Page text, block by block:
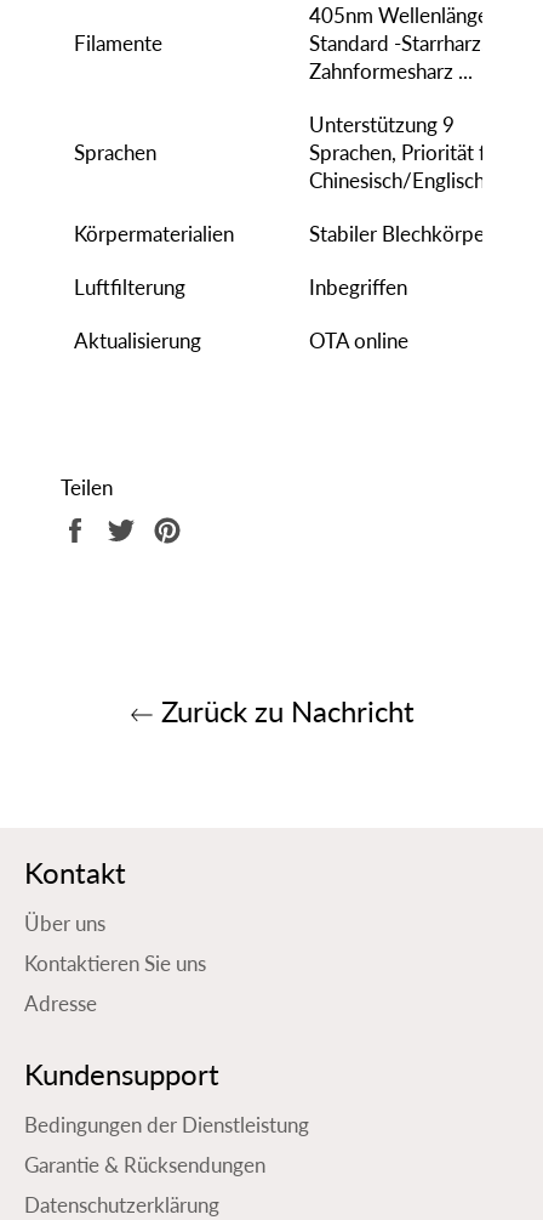
Filamente
405nm Wellenlänge,
Standard -Starrharz,
Zahnformesharz ...
Sprachen
Unterstützung 9
Sprachen, Priorität für
Chinesisch/Englisch
Körpermaterialien Stabiler Blechkörper
Luftfilterung Inbegriffen
Aktualisierung OTA online
Teilen
Auf
Auf
Zurück zu Nachricht
Kontakt
Über uns
Kontaktieren Sie uns
Adresse
Kundensupport
Bedingungen der Dienstleistung
Garantie & Rücksendungen
Datenschutzerklärung